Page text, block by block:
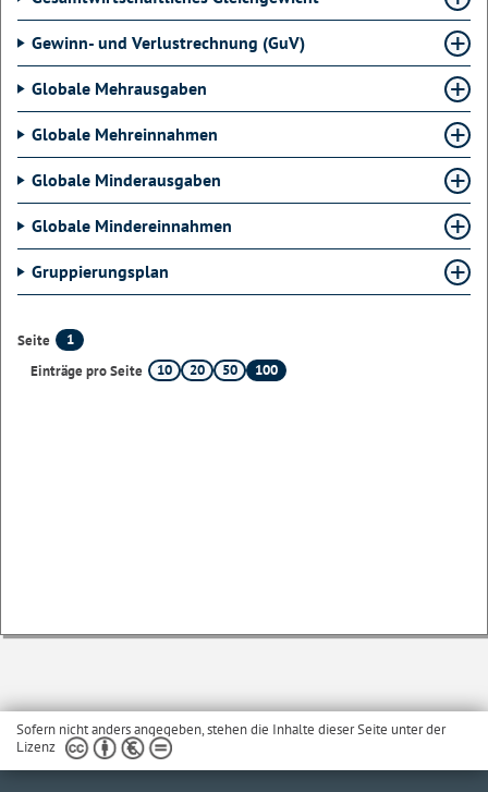
Gewinn- und Verlustrechnung (GuV)
Globale Mehrausgaben
Globale Mehreinnahmen
Globale Minderausgaben
Globale Mindereinnahmen
Gruppierungsplan
Seite
1
Einträge pro Seite
10 20 50 100
Sofern nicht anders angegeben, stehen die Inhalte dieser Seite unter der
Lizenz